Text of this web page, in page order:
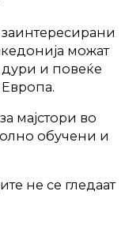
можат
дури и повеќе
мајстори во
обучени и
не се гледаат